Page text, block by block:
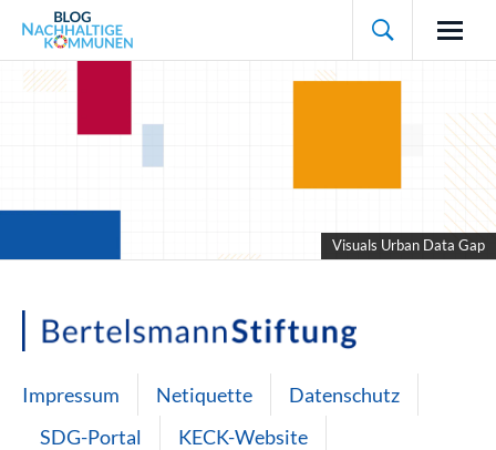

Visuals Urban Data Gap
Impressum Netiquette
Datenschutz
SDG-Portal
KECK-Website